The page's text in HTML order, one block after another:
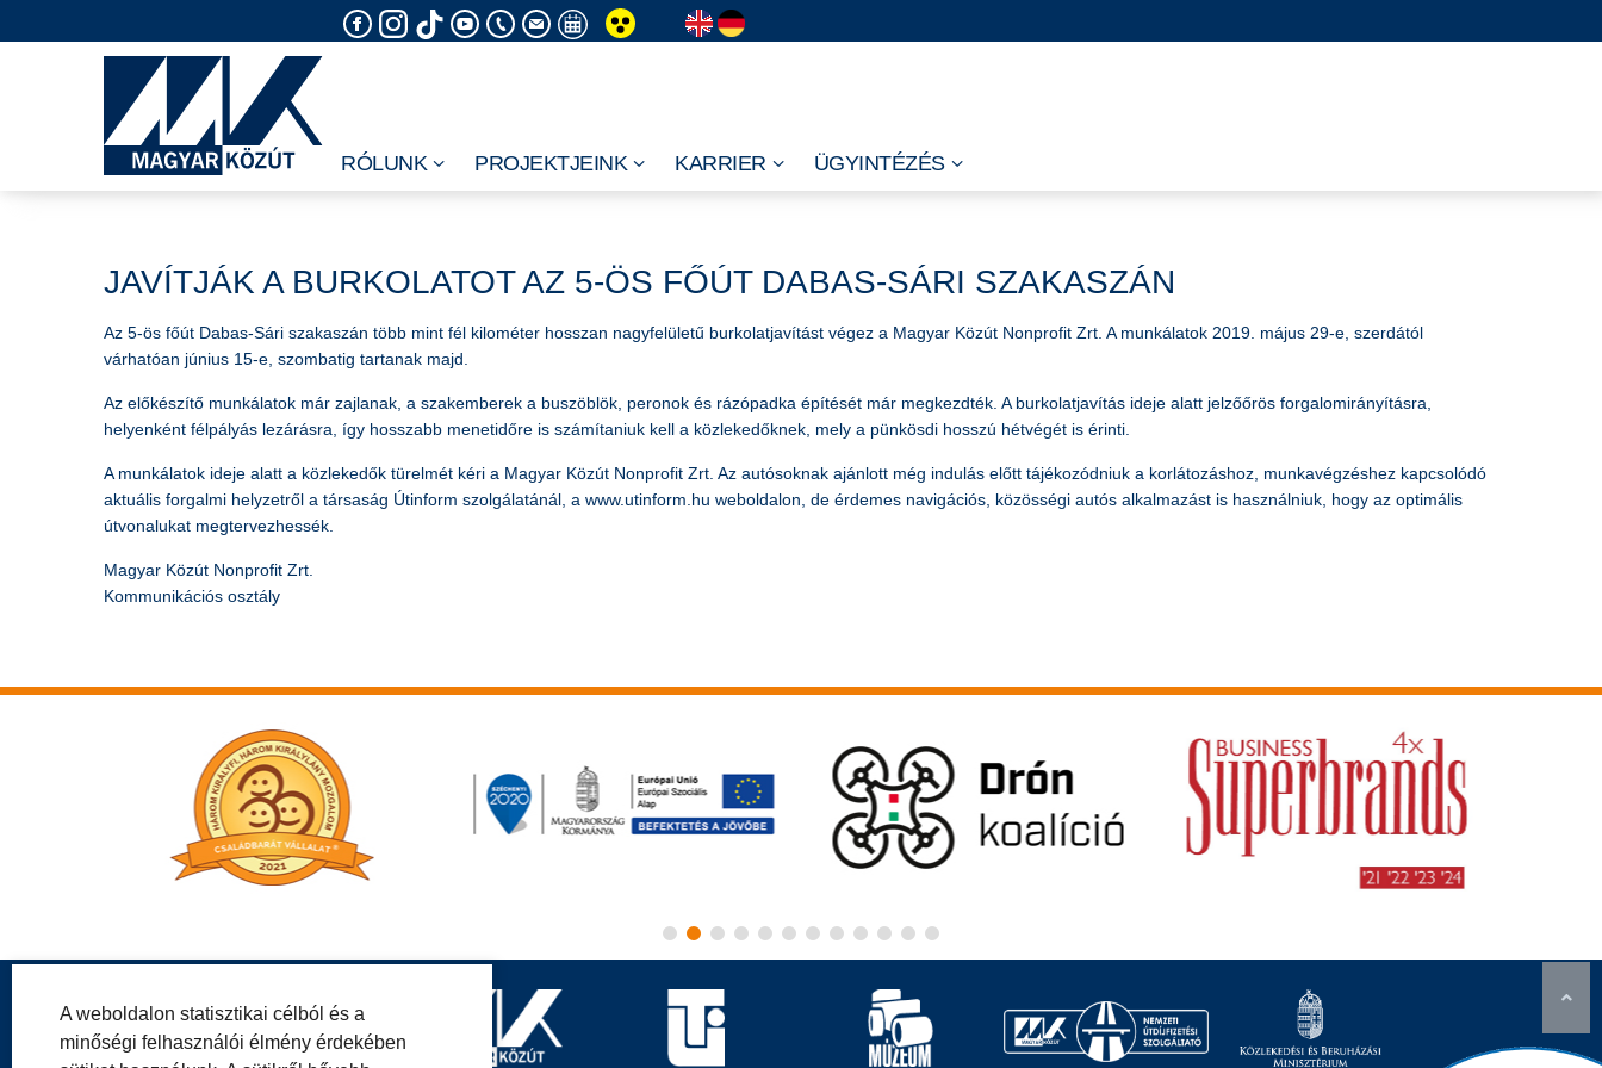
to
RÓLUNK PROJEKTJEINK KARRIER ÜGYINTÉZÉS
JAVÍTJÁK A BURKOLATOT AZ 5-ÖS FŐÚT DABAS-SÁRI SZAKASZÁN
Az 5-ös főút Dabas-Sári szakaszán több mint fél kilométer hosszan nagyfelületű burkolatjavítást végez a Magyar Közút Nonprofit Zrt. A munkálatok 2019. május 29-e, szerdától
várhatóan június 15-e, szombatig tartanak majd.
Az előkészítő munkálatok már zajlanak, a szakemberek a buszöblök, peronok és rázópadka építését már megkezdték. A burkolatjavítás ideje alatt jelzőőrös forgalomirányításra,
helyenként félpályás lezárásra, így hosszabb menetidőre is számítaniuk kell a közlekedőknek, mely a pünkösdi hosszú hétvégét is érinti.
A munkálatok ideje alatt a közlekedők türelmét kéri a Magyar Közút Nonprofit Zrt. Az autósoknak ajánlott még indulás előtt tájékozódniuk a korlátozáshoz, munkavégzéshez kapcsolódó
aktuális forgalmi helyzetről a társaság Útinform szolgálatánál, a www.utinform.hu weboldalon, de érdemes navigációs, közösségi autós alkalmazást is használniuk, hogy az optimális
útvonalukat megtervezhessék.
Magyar Közút Nonprofit Zrt.
Kommunikációs osztály
A weboldalon statisztikai célból és a
minőségi felhasználói élmény érdekében